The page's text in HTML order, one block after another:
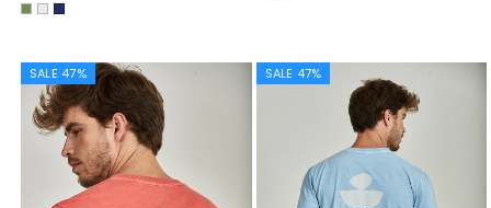
SALE 47% SALE 47%